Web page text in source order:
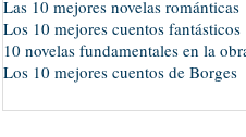
Las 10 mejores novelas románticas
Los 10 mejores cuentos fantásticos
10 novelas fundamentales en la
Los 10 mejores cuentos de Borges